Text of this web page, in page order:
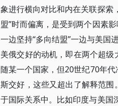
象进行横向对比和内在关联探索
盟”时而偏离，是受到两个因素
一边坚持“多向结盟”一边与美国
美俄交好的动机，即在两个超
随某一个国家，但20世纪70年
斯交好，这些又超出了解释范
于国际关系中。比如印度与美国